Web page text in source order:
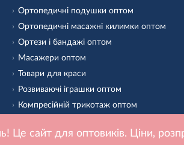
Це сайт для оптовиків. Ціни,
Ортопедичні подушки оптом
Ортопедичні масажні килимки оптом
Ортези і бандажі оптом
Масажери оптом
Товари для краси
Розвиваючі іграшки оптом
Компресійній трикотаж оптом
Підошва для дитячого взуття оптом